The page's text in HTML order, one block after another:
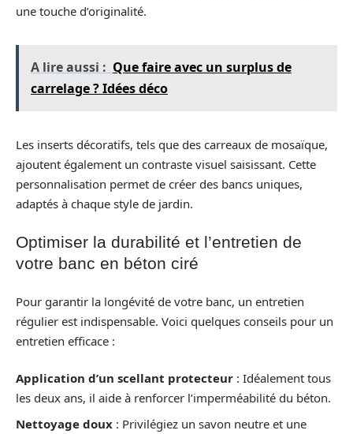
une touche d’originalité.
A lire aussi : Que faire avec un surplus de
carrelage ? Idées déco
Les inserts décoratifs, tels que des carreaux de mosaïque,
ajoutent également un contraste visuel saisissant. Cette
personnalisation permet de créer des bancs uniques,
adaptés à chaque style de jardin.
Optimiser la durabilité et l’entretien de
votre banc en béton ciré
Pour garantir la longévité de votre banc, un entretien
régulier est indispensable. Voici quelques conseils pour un
entretien efficace :
Application d’un scellant protecteur : Idéalement tous
les deux ans, il aide à renforcer l’imperméabilité du béton.
Nettoyage doux : Privilégiez un savon neutre et une